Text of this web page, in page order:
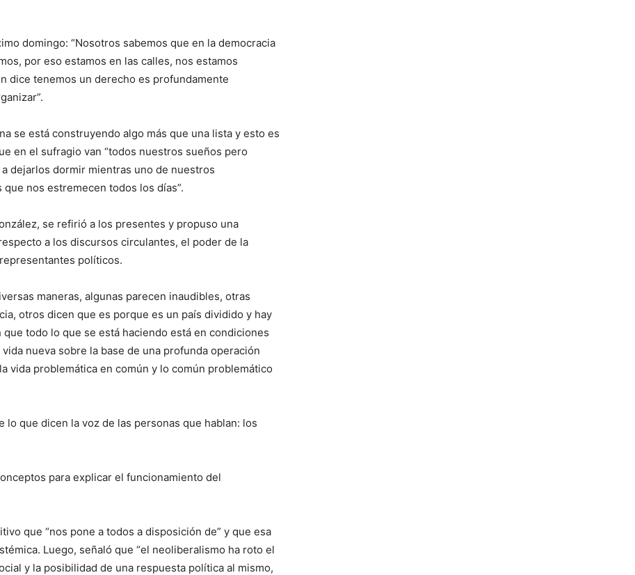
domingo: “Nosotros sabemos que en la democracia
por eso estamos en las calles, nos estamos
dice tenemos un derecho es profundamente
se está construyendo algo más que una lista y esto es
en el sufragio van “todos nuestros sueños pero
dejarlos dormir mientras uno de nuestros
nos estremecen todos los días”.
se refirió a los presentes y propuso una
a los discursos circulantes, el poder de la
políticos.
maneras, algunas parecen inaudibles, otras
otros dicen que es porque es un país dividido y hay
todo lo que se está haciendo está en condiciones
nueva sobre la base de una profunda operación
vida problemática en común y lo común problemático
lo que dicen la voz de las personas que hablan: los
para explicar el funcionamiento del
que “nos pone a todos a disposición de” y que esa
Luego, señaló que “el neoliberalismo ha roto el
y la posibilidad de una respuesta política al mismo,